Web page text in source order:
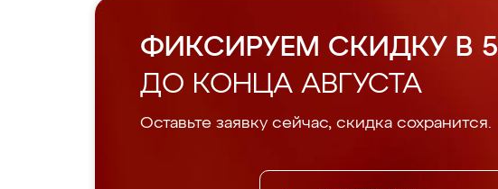
ФИКСИРУЕМ СКИДКУ В
ДО КОНЦА АВГУСТА
Оставьте заявку сейчас, скидка сохранится.